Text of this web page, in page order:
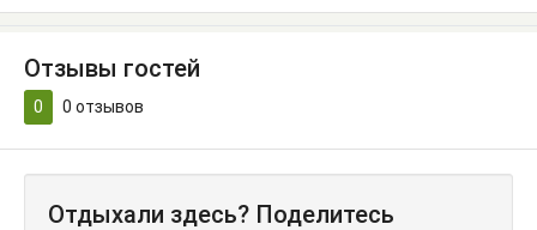
Отзывы гостей
0 0 отзывов
Отдыхали здесь? Поделитесь